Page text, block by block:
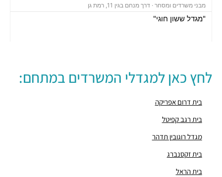
מבני משרדים ומסחר · דרך מנחם בגין 11, רמת גן
"מגדל ששון חוגי"
מבני משרדים ומסחר ·זאב ז'בוטינסקי 2, רמת גן
מבני משרדים ומסחר ·
מבני משרדים ומסחר ·
"בית תובל 22"
"מגדל פז 2"
מבני משרדים ומסחר ·
לחץ כאן למגדלי המשרדים במתחם:
בית דרום אפריקה
בית רגב קפיטל
מגדל רוגובין תדהר
בית זקסנברג
בית הראל